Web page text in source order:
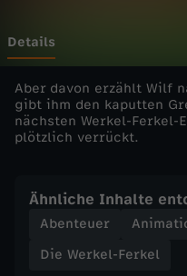
r
k
e
-
E
Details
Aber davon erzählt Wilf
gibt ihm den kaputten
nächsten Werkel-
plötzlich verrückt.
Ähnliche Inhalte
Abenteuer
Die Werkel-Ferkel